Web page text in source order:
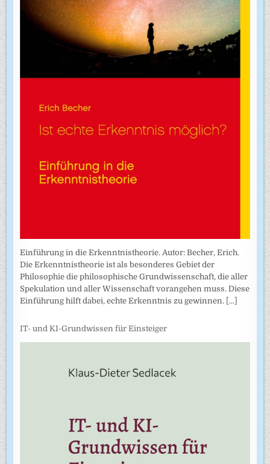
Einführung in die Erkenntnistheorie. Autor: Becher, Erich.
Die Erkenntnistheorie ist als besonderes Gebiet der
Philosophie die philosophische Grundwissenschaft, die aller
Spekulation und aller Wissenschaft vorangehen muss. Diese
Einführung hilft dabei, echte Erkenntnis zu gewinnen. [...]
IT- und KI-Grundwissen für Einsteiger